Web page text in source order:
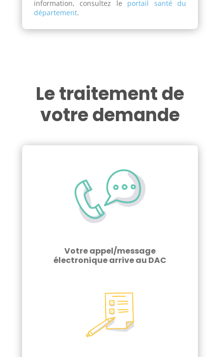
information, consultez le portail santé du
département.
Le traitement de
votre demande
Votre appel/message
électronique arrive au DAC